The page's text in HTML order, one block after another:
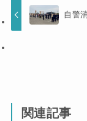
自警
関連記事